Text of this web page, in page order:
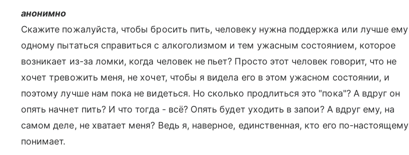
анонимно
Скажите пожалуйста, чтобы бросить пить, человеку нужна поддержка или лучше ему
одному пытаться справиться с алкоголизмом и тем ужасным состоянием, которое
возникает из-за ломки, когда человек не пьет? Просто этот человек говорит, что не
хочет тревожить меня, не хочет, чтобы я видела его в этом ужасном состоянии, и
поэтому лучше нам пока не видеться. Но сколько продлиться это "пока"? А вдруг он
опять начнет пить? И что тогда - всё? Опять будет уходить в запои? А вдруг ему, на
самом деле, не хватает меня? Ведь я, наверное, единственная, кто его по-настоящему
понимает.